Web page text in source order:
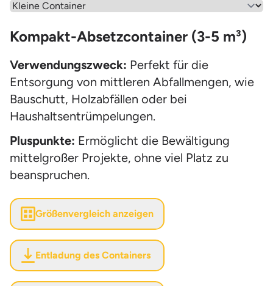
Wähle einen Menüpunkt aus
Kompakt-Absetzcontainer (3-5 m³)
Verwendungszweck: Perfekt für die
Entsorgung von mittleren Abfallmengen, wie
Bauschutt, Holzabfällen oder bei
Haushaltsentrümpelungen.
Pluspunkte: Ermöglicht die Bewältigung
mittelgroßer Projekte, ohne viel Platz zu
beanspruchen.
Größenvergleich anzeigen
Entladung des Containers